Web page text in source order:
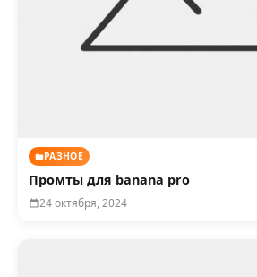
РАЗНОЕ
Промты для banana pro
24 октября, 2024